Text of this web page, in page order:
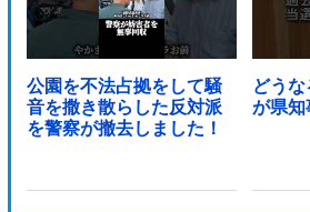
公園を不法占拠をして騒
音を撒き散らした反対派
を警察が撤去しました！
どう
が県知